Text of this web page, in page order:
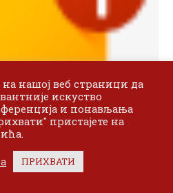
нашој веб страници да
искуство
и понављања
пристајете на
ПРИХВАТИ